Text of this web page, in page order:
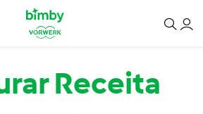
Receita